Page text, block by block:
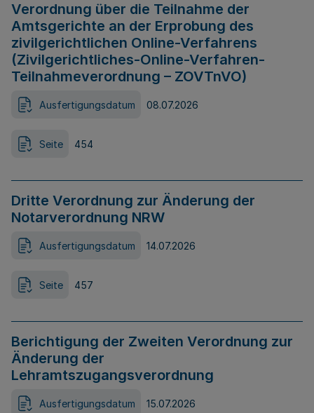
Verordnung über die Teilnahme der
Amtsgerichte an der Erprobung des
zivilgerichtlichen Online-Verfahrens
(Zivilgerichtliches-Online-Verfahren-
Teilnahmeverordnung – ZOVTnVO)
Ausfertigungsdatum 08.07.2026
Seite 454
Dritte Verordnung zur Änderung der
Notarverordnung NRW
Ausfertigungsdatum 14.07.2026
Seite 457
Berichtigung der Zweiten Verordnung zur
Änderung der
Lehramtszugangsverordnung
Ausfertigungsdatum 15.07.2026